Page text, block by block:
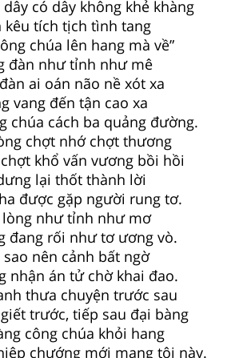
có dây không khẻ khàng
kêu tích tịch tình tang
chúa lên hang mà về”
đàn như tỉnh như mê
ai oán não nề xót xa
vang đến tận cao xa
chúa cách ba quảng đường.
chợt nhớ chợt thương
khổ vấn vương bồi hồi
lại thốt thành lời
được gặp người rung tơ.
như tỉnh như mơ
đang rối như tơ ương vò.
sao nên cảnh bất ngờ
nhận án tử chờ khai đao.
thưa chuyện trước sau
trước, tiếp sau đại bàng
công chúa khỏi hang
chướng mới mang tội này.